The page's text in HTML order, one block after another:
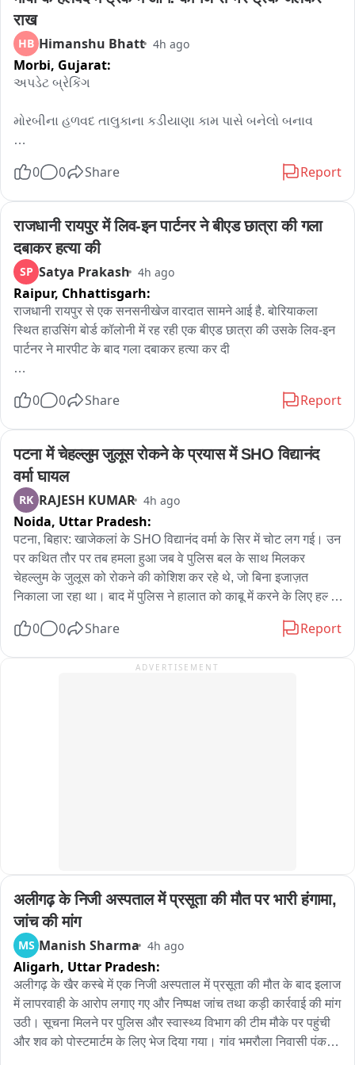
एफडीए ने सभी उत्पादकों, प्रोसेसिंग इकाइयों, थोक एवं खुदरा विक्रेताओं,
परिवहनकर्ताओं, गोदाम संचालकों, वितरकों, होटल, रेस्तरां, कैटरर्स, क्लाउड
किचन तथा अन्य फूड बिजनेस ऑपरेटर्स को इस आदेश का पालन करने के
निर्देश दिए हैं। राज्यभर में विशेष जांच अभियान चलाया जाएगा और
आवश्यकता पड़ने पर उत्पाद जब्त कर नष्ट किए जाएंगे।
आदेश का उल्लंघन करने वालों के खिलाफ खाद्य सुरक्षा एवं मानक अधिनियम,
2006 के तहत माल जब्त करने, उत्पाद नष्ट करने, आर्थिक दंड, लाइसेंस
खाद्य सुरक्षा आयुक्त तुकाराम मुंडे ने कहा कि महाराष्ट्र के प्रत्येक नागरिक
मुनाफाखोरी करने वालों को किसी भी कीमत पर बख्शा नहीं जाएगा। वहीं
ईमानदार उद्योगों को संरक्षण देते हुए मिलावटी और असुरक्षित खाद्य पदार्थों के
खिलाफ जीरो टॉलरेंस की नीति अपनाई जाएगी। सुरक्षित भोजन सुनिश्चित
करना केवल कानून लागू करना नहीं, बल्कि समाज के प्रति सरकार की
नैतिक और संवैधानिक जिम्मेदारी भी है।
राख
HB Himanshu Bhatt 4h ago
Morbi, Gujarat:
અપડેટ બ્રેકિંગ
મોરબીના હળવદ તાલુકાના કડીયાણા કામ પાસે બનેલો બનાવ
કાબુમાં આવી નથી
પેપરનો જથ્થો ભરીને જતા 트્રકમાં લાગી હતી વહેલી સવારે
આગ
સવારે સાડા સાત વાગ્યાથી આગ ને કાબુમાં લેવા માટે બે ફાયર
ફાયરટર કરી રહ્યા છીંયા પાણીનો મારો
હજુ પણ ટ્રકમાં લાગેલી આગ સો ટકા કાબુમાં આવી નથી, પાણીનો
મારો ચાલુ
સંપૂર્ણ બળીને ખાખ
0 0 Share Report
राजधानी रायपुर में लिव-इन पार्टनर ने बीएड छात्रा की गला
दबाकर हत्या की
SP Satya Prakash 4h ago
Raipur, Chhattisgarh:
राजधानी रायपुर से एक सनसनीखेज वारदात सामने आई है. बोरियाकला
स्थित हाउसिंग बोर्ड कॉलोनी में रह रही एक बीएड छात्रा की उसके लिव-इन
पार्टनर ने मारपीट के बाद गला दबाकर हत्या कर दी
पहुंचा, यहां डॉक्टरों ने उसे मृत घोषित कर दिया. युवती की मौत की पुष्टि होते
हत्या की शिकायत दर्ज कराई है, जिसपर पुलिस ने आरोपी को गिरफ्तार कर
लिया है. मृतिका का नाम भारती नेताम और आरोपी का नाम सावंत बघेल
बताया जा रहा है.....
0 0 Share Report
पटना में चेहल्लुम जुलूस रोकने के प्रयास में SHO विद्यानंद
वर्मा घायल
RK RAJESH KUMAR 4h ago
Noida, Uttar Pradesh:
पटना, बिहार: खाजेकलां के SHO विद्यानंद वर्मा के सिर में चोट लग गई। उन
पर कथित तौर पर तब हमला हुआ जब वे पुलिस बल के साथ मिलकर
चेहल्लुम के जुलूस को रोकने की कोशिश कर रहे थे, जो बिना इजाज़त
निकाला जा रहा था। बाद में पुलिस ने हालात को काबू में करने के लिए हल्का
मामले को सुलझाने की कोशिश के दौरान मुझे चोट लग गई।"
0 0 Share Report
ADVERTISEMENT
अलीगढ़ के निजी अस्पताल में प्रसूता की मौत पर भारी हंगामा,
जांच की मांग
MS Manish Sharma 4h ago
Aligarh, Uttar Pradesh:
अलीगढ़ के खैर कस्बे में एक निजी अस्पताल में प्रसूता की मौत के बाद इलाज
में लापरवाही के आरोप लगाए गए और निष्पक्ष जांच तथा कड़ी कार्रवाई की मांग
उठी। सूचना मिलने पर पुलिस और स्वास्थ्य विभाग की टीम मौके पर पहुंची
और शव को पोस्टमार्टम के लिए भेज दिया गया। गांव भमरौला निवासी पंकज